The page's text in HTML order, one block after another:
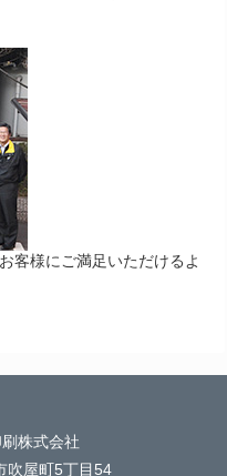
客様にご満足いただけるよ
株式会社
屋町5丁目54